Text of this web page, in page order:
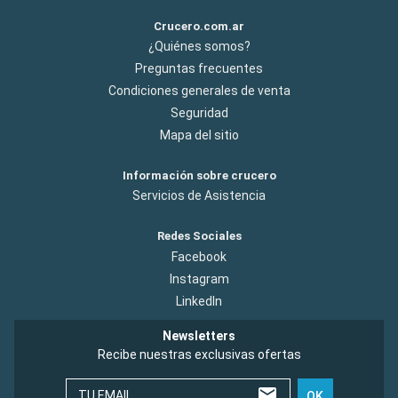
Crucero.com.ar
¿Quiénes somos?
Preguntas frecuentes
Condiciones generales de venta
Seguridad
Mapa del sitio
Información sobre crucero
Servicios de Asistencia
Redes Sociales
Facebook
Instagram
LinkedIn
Newsletters
Recibe nuestras exclusivas ofertas
TU EMAIL